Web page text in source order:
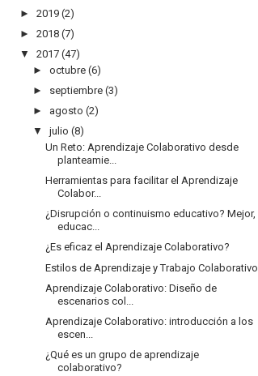
► 2019 (2)
► 2018 (7)
▼ 2017 (47)
► octubre (6)
► septiembre (3)
► agosto (2)
▼ julio (8)
Un Reto: Aprendizaje Colaborativo desde
planteamie...
Herramientas para facilitar el Aprendizaje
Colabor...
¿Disrupción o continuismo educativo? Mejor,
educac...
¿Es eficaz el Aprendizaje Colaborativo?
Estilos de Aprendizaje y Trabajo Colaborativo
Aprendizaje Colaborativo: Diseño de
escenarios col...
Aprendizaje Colaborativo: introducción a los
escen...
¿Qué es un grupo de aprendizaje
colaborativo?